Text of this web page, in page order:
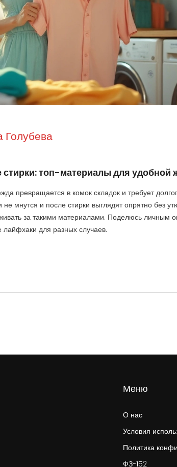
Голубева
стирки: топ-материалы для удобной
превращается в комок складок и требует
мнутся и после стирки выглядят опрятно без
за такими материалами. Поделюсь личным
для разных случаев.
Меню
О нас
Условия
Политика
ФЗ-152